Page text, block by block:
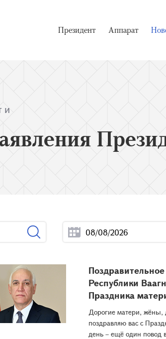
Президент Аппарат
Республики
Праздника
Дорогие матери, жёны,
поздравляю вас с
день – ещё один повод